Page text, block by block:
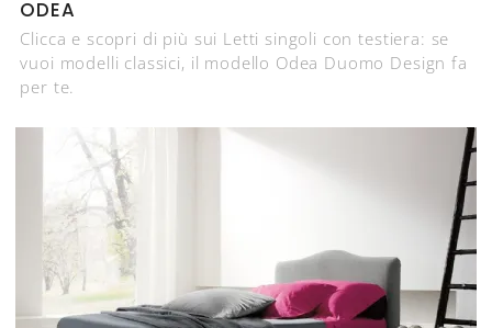
ODEA
Clicca e scopri di più sui Letti singoli con testiera: se
vuoi modelli classici, il modello Odea Duomo Design fa
per te.